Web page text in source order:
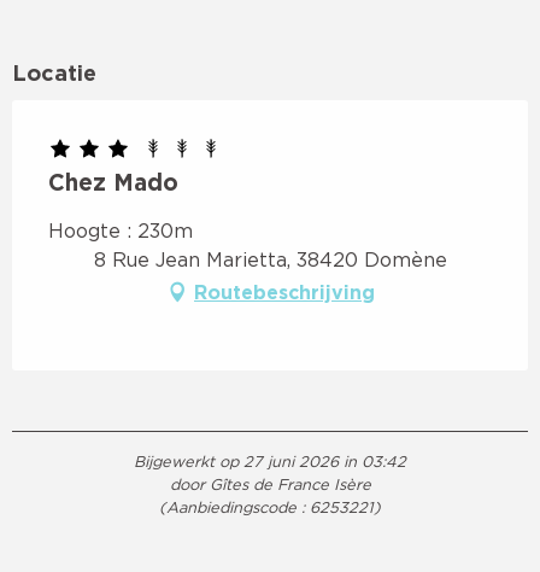
Locatie
Chez Mado
Hoogte : 230m
8 Rue Jean Marietta, 38420 Domène
Routebeschrijving
Bijgewerkt op 27 juni 2026 in 03:42
door Gîtes de France Isère
(Aanbiedingscode : 6253221)